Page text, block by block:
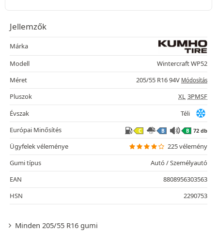
Jellemzők
Márka
Modell
Wintercraft WP52
Méret
205/55 R16 94V Módosítás
Pluszok XL 3PMSF
Évszak
Téli
Európai Minősítés
C B B 72 db
Ügyfelek véleménye
225 vélemény
Gumi típus
Autó / Személyautó
EAN
8808956303563
HSN
2290753
Minden 205/55 R16 gumi